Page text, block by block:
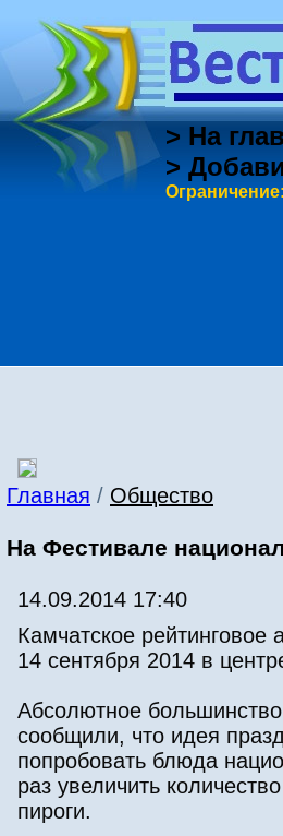
> На
>
Главная / Общество
На Фестивале
14.09.2014 17:40
Камчатское рейтинговое
14 сентября 2014 в
Абсолютное
сообщили, что идея
попробовать блюда
раз увеличить
пироги.